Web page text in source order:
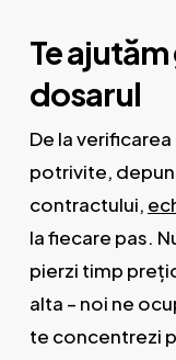
Te
dosarul
De la
potrivite,
contractului,
la fiecare pas.
pierzi timp
alta – noi ne
te concentrezi